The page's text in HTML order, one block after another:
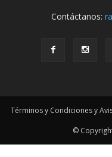
Contáctanos:
Términos y Condiciones y
©